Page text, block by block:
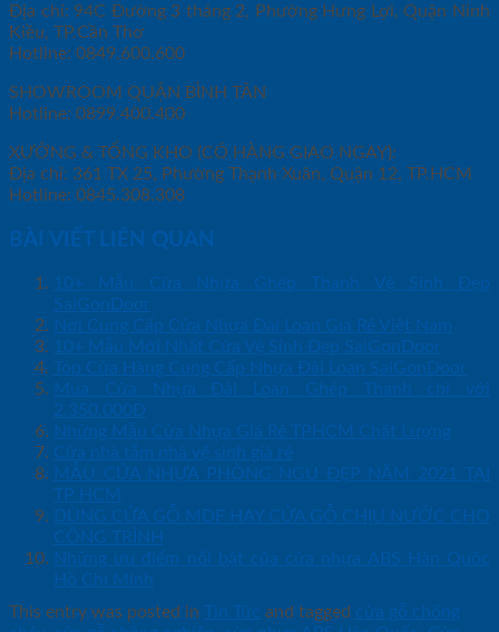
Địa chỉ: 94C Đường 3 tháng 2, Phường Hưng Lợi, Quận Ninh
Kiều, TP.Cần Thơ
Hotline: 0849.600.600
SHOWROOM QUẬN BÌNH TÂN
Hotline: 0899.400.400
XƯỞNG & TỔNG KHO (CÓ HÀNG GIAO NGAY):
Địa chỉ: 361 TX 25, Phường Thạnh Xuân, Quận 12, TP.HCM
Hotline: 0845.308.308
BÀI VIẾT LIÊN QUAN
10+ Mẫu Cửa Nhựa Ghép Thanh Vệ Sinh Đẹp
SaiGonDoor
Nơi Cung Cấp Cửa Nhựa Đài Loan Gía Rẻ Việt Nam
10+ Mẫu Mới Nhất Cửa Vệ Sinh Đẹp SaiGonDoor
Top Cửa Hàng Cung Cấp Nhựa Đài Loan SaiGonDoor
Mua Cửa Nhựa Đài Loan Ghép Thanh chỉ với
2.350.000Đ
Những Mẫu Cửa Nhựa Giá Rẻ TPHCM Chất Lượng
Cửa nhà tắm nhà vệ sinh giá rẻ
MẪU CỬA NHỰA PHÒNG NGỦ ĐẸP NĂM 2021 TẠI
TP HCM
DÙNG CỬA GỖ MDF HAY CỬA GỖ CHỊU NƯỚC CHO
CÔNG TRÌNH
Những ưu điểm nổi bật của cửa nhựa ABS Hàn Quốc
Hồ Chí Minh
This entry was posted in Tin Tức and tagged cửa gỗ chống